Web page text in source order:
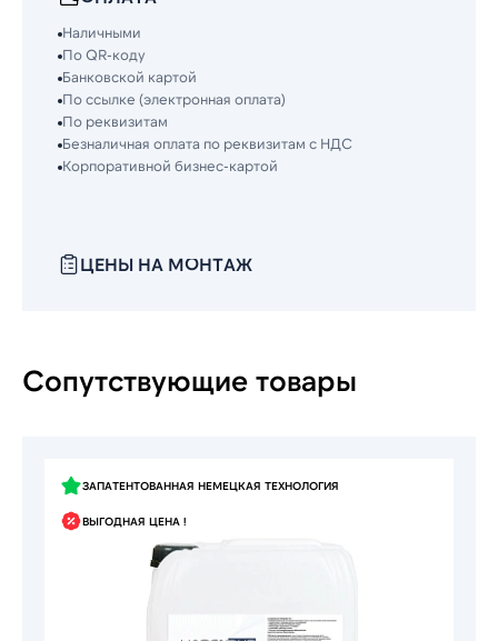
Наличными
По QR-коду
Банковской картой
По ссылке (электронная оплата)
По реквизитам
Безналичная оплата по реквизитам с НДС
Корпоративной бизнес-картой
ЦЕНЫ НА МОНТАЖ
Сопутствующие товары
ЗАПАТЕНТОВАННАЯ НЕМЕЦКАЯ ТЕХНОЛОГИЯ
ВЫГОДНАЯ ЦЕНА !